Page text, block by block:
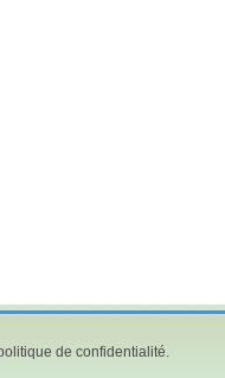
de confidentialité.